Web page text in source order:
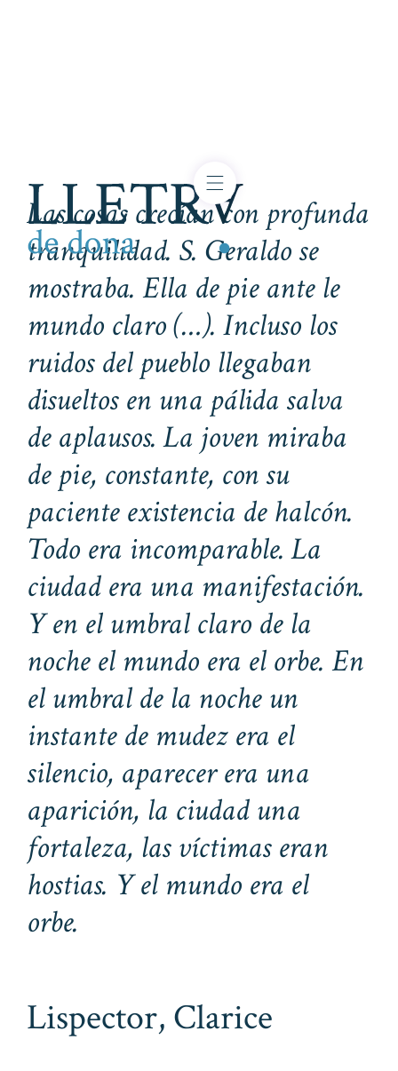
Las cosas crecían con profunda
tranquilidad. S. Geraldo se
mostraba. Ella de pie ante le
mundo claro (…). Incluso los
ruidos del pueblo llegaban
disueltos en una pálida salva
de aplausos. La joven miraba
de pie, constante, con su
paciente existencia de halcón.
Todo era incomparable. La
ciudad era una manifestación.
Y en el umbral claro de la
noche el mundo era el orbe. En
el umbral de la noche un
instante de mudez era el
silencio, aparecer era una
aparición, la ciudad una
fortaleza, las víctimas eran
hostias. Y el mundo era el
orbe.
Lispector, Clarice